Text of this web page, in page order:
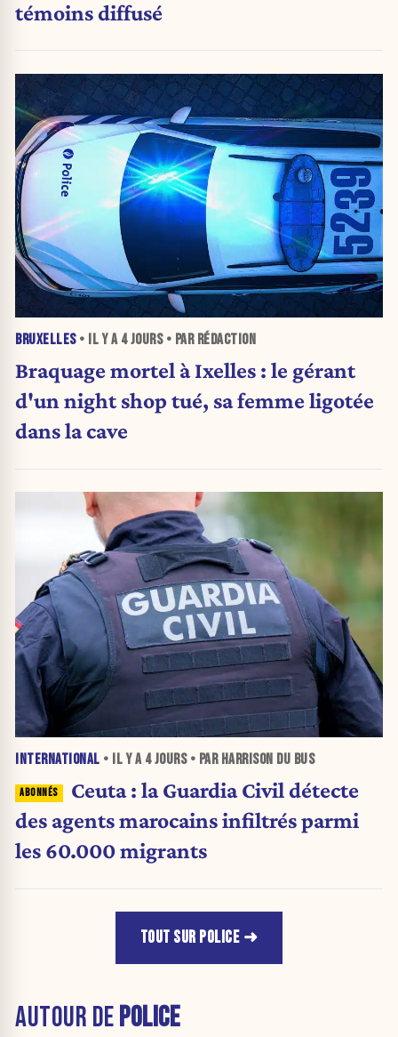
témoins diffusé
BRUXELLES• IL Y A 4 JOURS• PAR RÉDACTION
Braquage mortel à Ixelles : le gérant
d'un night shop tué, sa femme ligotée
dans la cave
INTERNATIONAL • IL Y A 4 JOURS• PAR HARRISON DU BUS
Ceuta : la Guardia Civil détecte
des agents marocains infiltrés parmi
les 60.000 migrants
TOUT SUR POLICE
AUTOUR DEPOLICE